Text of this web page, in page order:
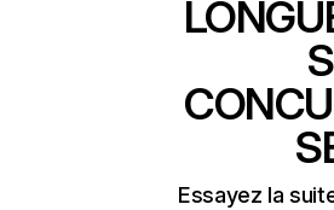
Essayez la